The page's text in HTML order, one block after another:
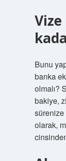
Bunu
banka
olmalı?
bakiye,
sürenize
olarak,